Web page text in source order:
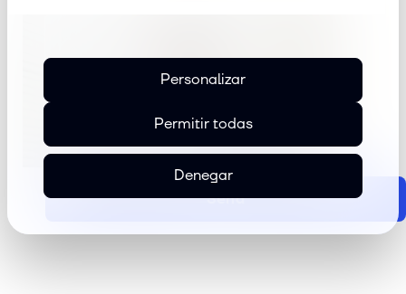
Permitir todas
Personalizar
Denegar
Send